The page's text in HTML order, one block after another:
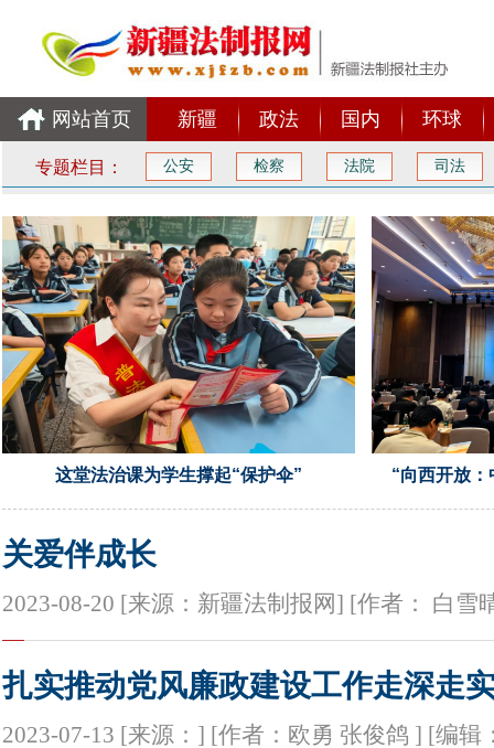
网站首页 新疆 政法 国内 环球
专题栏目： 公安 检察 法院 司法
这堂法治课为学生撑起“保护伞” “向西开放
关爱伴成长
2023-08-20 [来源：新疆法制报网] [作者： 白雪
扎实推动党风廉政建设工作走深走
2023-07-13 [来源：] [作者：欧勇 张俊鸽 ] [编辑